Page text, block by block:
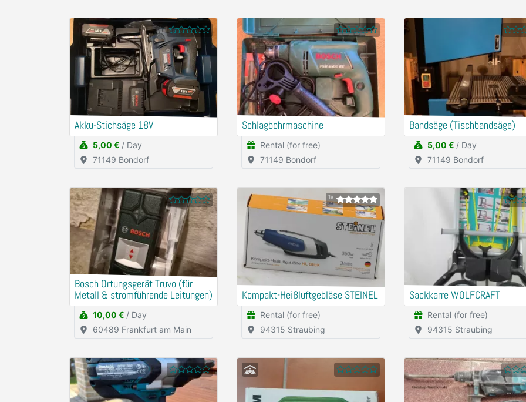
Akku-Stichsäge 18V
5,00 € / Day
71149 Bondorf
Schlagbohrmaschine
Rental (for free)
71149 Bondorf
Bandsäge (Tischbandsäge)
5,00 € / Day
71149 Bondorf
Bosch Ortungsgerät Truvo (für
Metall & stromführende Leitungen)
10,00 € / Day
60489 Frankfurt am Main
1x
Kompakt-Heißluftgebläse STEINEL
Rental (for free)
94315 Straubing
Sackkarre WOLFCRAFT
Rental (for free)
94315 Straubing